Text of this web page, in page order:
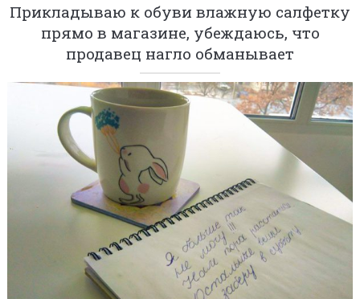
Прикладываю к обуви влажную салфетку
прямо в магазине, убеждаюсь, что
продавец нагло обманывает